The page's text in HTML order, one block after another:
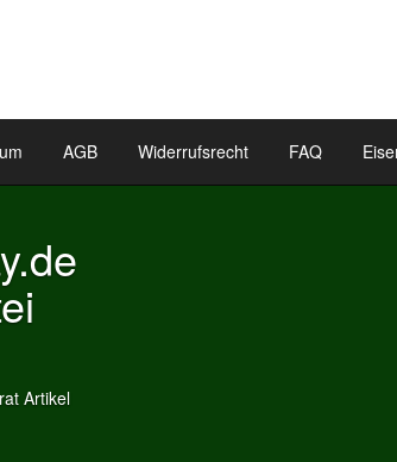
AGB Widerrufsrecht FAQ
Artikel